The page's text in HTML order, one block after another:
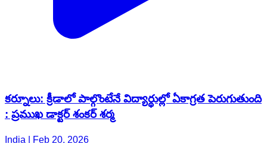
కర్నూలు: క్రీడాలో పాల్గొంటేనే విద్యార్థుల్లో ఏకాగ్రత పెరుగుతుంది